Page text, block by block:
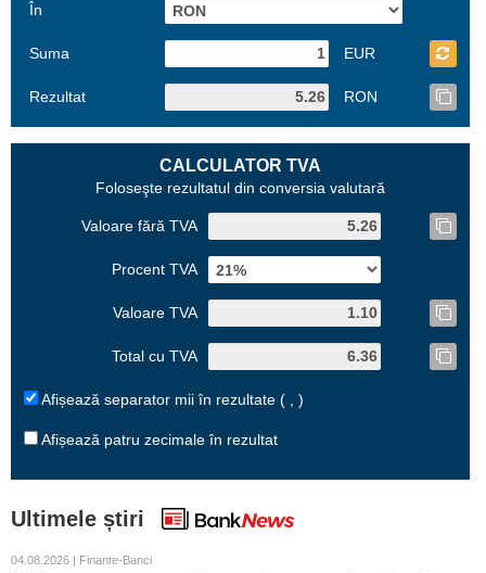
În
Suma EUR
Rezultat RON
CALCULATOR TVA
Foloseşte rezultatul din conversia valutară
Valoare fără TVA
Procent TVA
Valoare TVA
Total cu TVA
Afișează separator mii în rezultate ( , )
Afișează patru zecimale în rezultat
Ultimele știri
04.08.2026 | Finante-Banci